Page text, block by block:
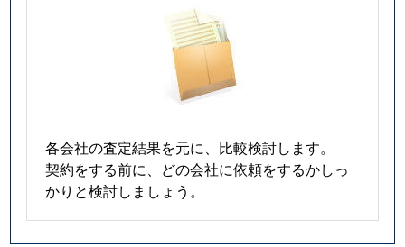
各会社の査定結果を元に、比較検討します。
契約をする前に、どの会社に依頼をするかしっ
かりと検討しましょう。